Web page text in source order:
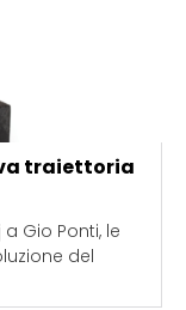
traiettoria
Gio Ponti, le
del